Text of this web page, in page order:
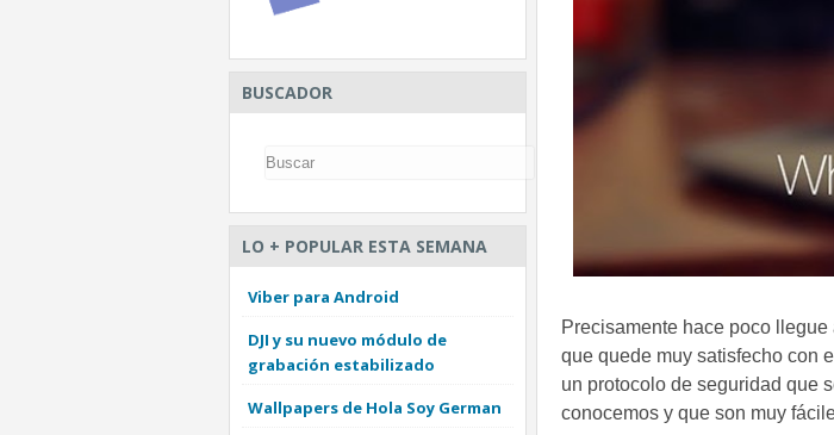
Precisamente hace poco llegue
que quede muy satisfecho con
un protocolo de seguridad que
conocemos y que son muy
BUSCADOR
LO + POPULAR ESTA SEMANA
Viber para Android
DJI y su nuevo módulo de
grabación estabilizado
Wallpapers de Hola Soy German